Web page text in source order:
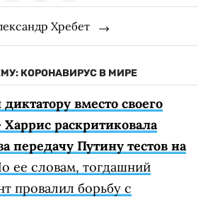
Хребет
КОРОНАВИРУС В МИРЕ
вместо своего
Харрис раскритиковала
передачу Путину тестов на
ее словам, тогдашний
провалил борьбу с